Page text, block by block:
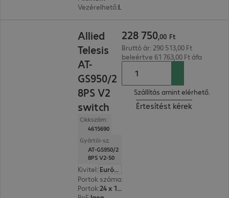
Vezérelhető: Igen
Allied
Telesis
AT-
GS950/2
8PS V2
switch
Cikkszám:
4615690
Gyártói-sz.
AT-GS950/2
8PS V2-50
Kivitel:
Európa
Portok száma:
Portok:
24 x 10/100/1000 RJ45
228 750,00 Ft
Bruttó ár: 290 513,00 Ft
beleértve 61 763,00 Ft áfa
Szállítás amint elérhető.
Értesítést kérek